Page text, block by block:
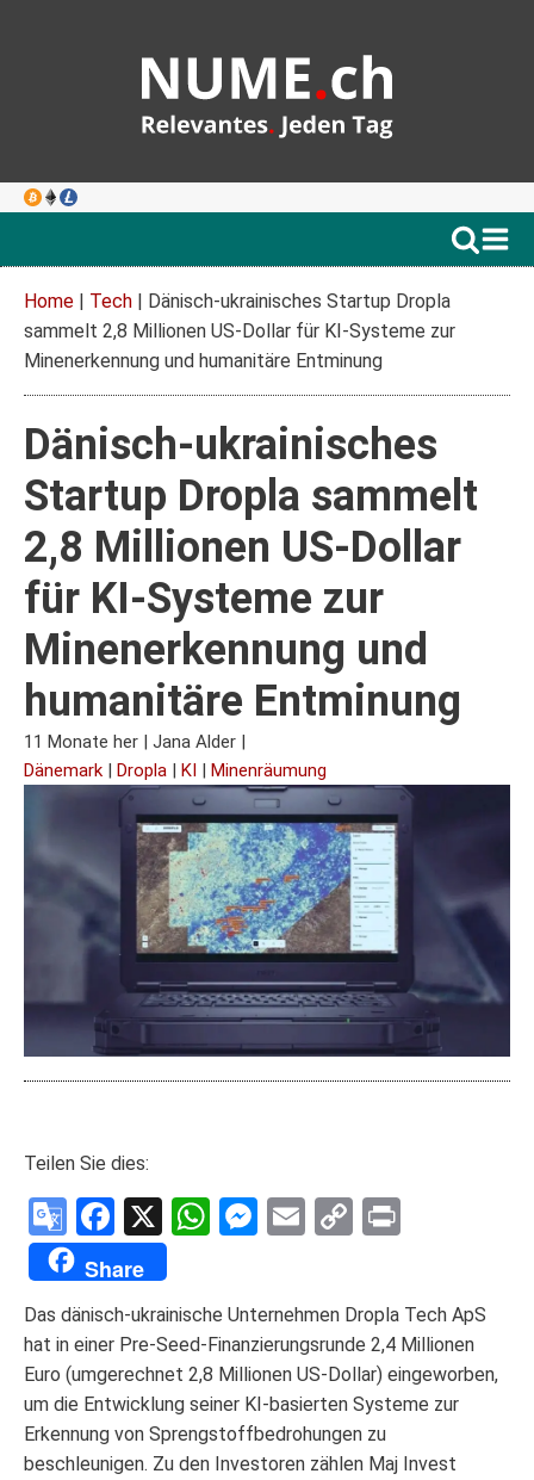
Home | Tech | Dänisch-ukrainisches Startup Dropla
sammelt 2,8 Millionen US-Dollar für KI-Systeme zur
Minenerkennung und humanitäre Entminung
Dänisch-ukrainisches
Startup Dropla sammelt
2,8 Millionen US-Dollar
für KI-Systeme zur
Minenerkennung und
humanitäre Entminung
11 Monate her | Jana Alder |
Dänemark | Dropla | KI | Minenräumung
Teilen Sie dies:
Google
Translate
Facebook
X WhatsApp
Messenger
Email
Copy
Share
Das dänisch-ukrainische Unternehmen Dropla Tech ApS
hat in einer Pre-Seed-Finanzierungsrunde 2,4 Millionen
Euro (umgerechnet 2,8 Millionen US-Dollar) eingeworben,
um die Entwicklung seiner KI-basierten Systeme zur
Erkennung von Sprengstoffbedrohungen zu
beschleunigen. Zu den Investoren zählen Maj Invest